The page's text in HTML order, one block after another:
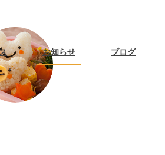
お知らせ ブログ